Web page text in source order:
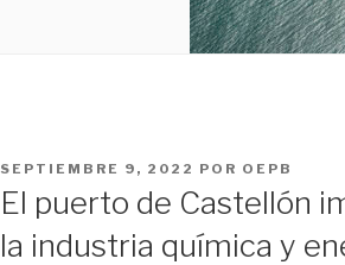
PUBLICADO
SEPTIEMBRE 9, 2022 POR OEPB
El puerto de Castellón
la industria química y